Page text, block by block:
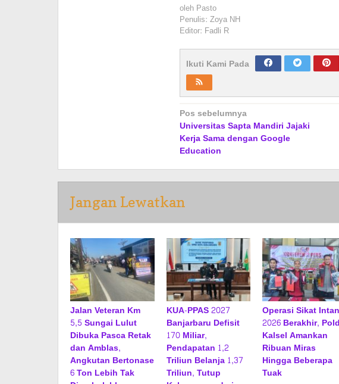
oleh Pasto
Penulis: Zoya NH
Editor: Fadli R
Ikuti Kami Pada
Navigasi
pos
Pos sebelumnya
Universitas Sapta Mandiri Jajaki
Kerja Sama dengan Google
Education
Jangan Lewatkan
Jalan Veteran Km
5,5 Sungai Lulut
Dibuka Pasca Retak
dan Amblas,
Angkutan Bertonase
6 Ton Lebih Tak
KUA-PPAS 2027
Banjarbaru Defisit
170 Miliar,
Pendapatan 1,2
Triliun Belanja 1,37
Triliun, Tutup
Operasi Sikat Intan
2026 Berakhir,
Kalsel Amankan
Ribuan Miras
Hingga Beberapa
Tuak